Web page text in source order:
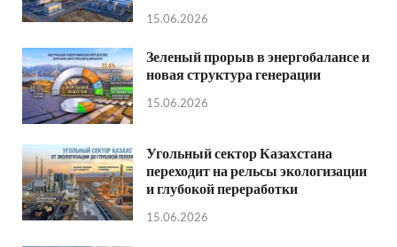
15.06.2026
Зеленый прорыв в энергобалансе и
новая структура генерации
15.06.2026
Угольный сектор Казахстана
переходит на рельсы экологизации
и глубокой переработки
15.06.2026